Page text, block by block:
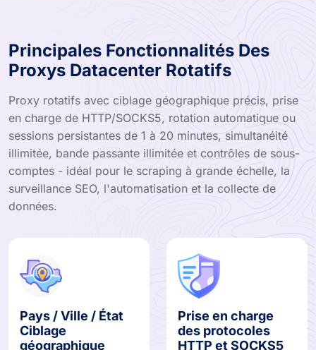
Principales Fonctionnalités Des
Proxys Datacenter Rotatifs
Proxy rotatifs avec ciblage géographique précis, prise
en charge de HTTP/SOCKS5, rotation automatique ou
sessions persistantes de 1 à 20 minutes, simultanéité
illimitée, bande passante illimitée et contrôles de sous-
comptes - idéal pour le scraping à grande échelle, la
surveillance SEO, l'automatisation et la collecte de
données.
Pays / Ville / État
Ciblage
géographique
Prise en charge
des protocoles
HTTP et SOCKS5